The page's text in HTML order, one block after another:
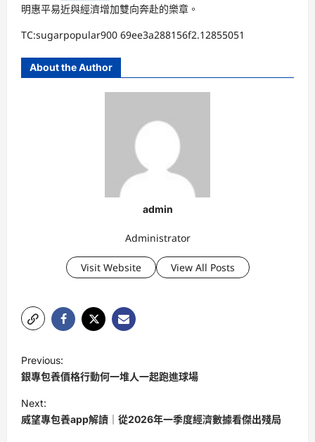
明惠平易近與經濟增加雙向奔赴的樂章。
TC:sugarpopular900 69ee3a288156f2.12855051
About the Author
admin
Administrator
Visit Website View All Posts
o
s
t
Previous:
銀專包養價格行動何一堆人一起跑進球場
Next:
威望專包養app解讀｜從2026年一季度經濟數據看傑出殘局